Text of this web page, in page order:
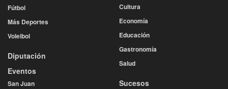
Fútbol
Más Deportes
Voleibol
Diputación
Eventos
San Juan
Cultura
Economía
Educación
Gastronomía
Salud
Sucesos